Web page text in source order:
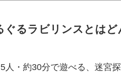
ぐるラビリンスとは
人・約30分で遊べる、迷宮